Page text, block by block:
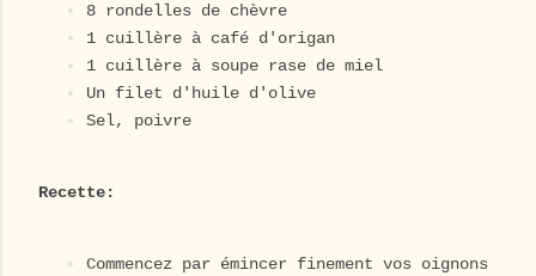
8 rondelles de chèvre
1 cuillère à café d'origan
1 cuillère à soupe rase de miel
Un filet d'huile d'olive
Sel, poivre
Recette:
Commencez par émincer finement vos oignons